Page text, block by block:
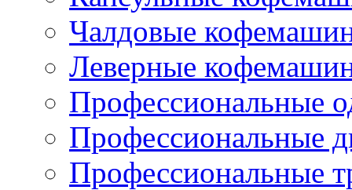
Чалдовые
Леверные
Профессиональные
Профессиональные
Профессиональные